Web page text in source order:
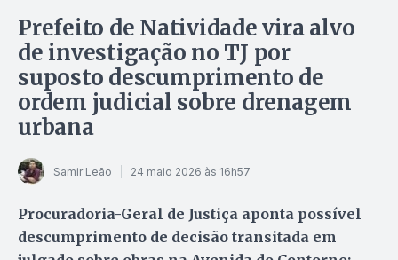
Prefeito de Natividade vira alvo
de investigação no TJ por
suposto descumprimento de
ordem judicial sobre drenagem
urbana
Samir Leão 24 maio 2026 às 16h57
Procuradoria-Geral de Justiça aponta possível
descumprimento de decisão transitada em